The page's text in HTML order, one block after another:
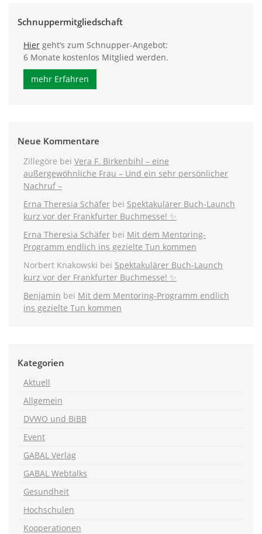
Schnuppermitgliedschaft
Hier geht’s zum Schnupper-Angebot:
6 Monate kostenlos Mitglied werden.
mehr Erfahren
Neue Kommentare
Zillegöre bei Vera F. Birkenbihl – eine
außergewöhnliche Frau – Und ein sehr persönlicher
Nachruf –
Erna Theresia Schäfer bei Spektakulärer Buch-Launch
kurz vor der Frankfurter Buchmesse! ✨
Erna Theresia Schäfer bei Mit dem Mentoring-
Programm endlich ins gezielte Tun kommen
Norbert Knakowski bei Spektakulärer Buch-Launch
kurz vor der Frankfurter Buchmesse! ✨
Benjamin bei Mit dem Mentoring-Programm endlich
ins gezielte Tun kommen
Kategorien
Aktuell
Allgemein
DVWO und BiBB
Event
GABAL Verlag
GABAL Webtalks
Gesundheit
Hochschulen
Kooperationen